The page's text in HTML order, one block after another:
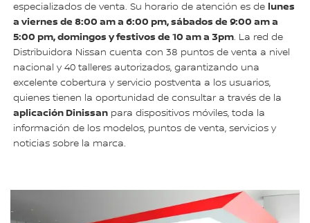
especializados de venta. Su horario de atención es de lunes
a viernes de 8:00 am a 6:00 pm, sábados de 9:00 am a
5:00 pm, domingos y festivos de 10 am a 3pm. La red de
Distribuidora Nissan cuenta con 38 puntos de venta a nivel
nacional y 40 talleres autorizados, garantizando una
excelente cobertura y servicio postventa a los usuarios,
quienes tienen la oportunidad de consultar a través de la
aplicación Dinissan para dispositivos móviles, toda la
información de los modelos, puntos de venta, servicios y
noticias sobre la marca.